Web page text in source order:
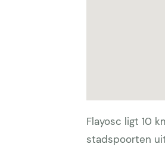
Flayosc ligt 10
stadspoorten